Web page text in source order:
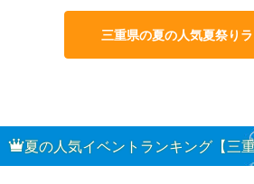
三重県の夏の人気夏祭り
夏の人気イベントランキング【三重